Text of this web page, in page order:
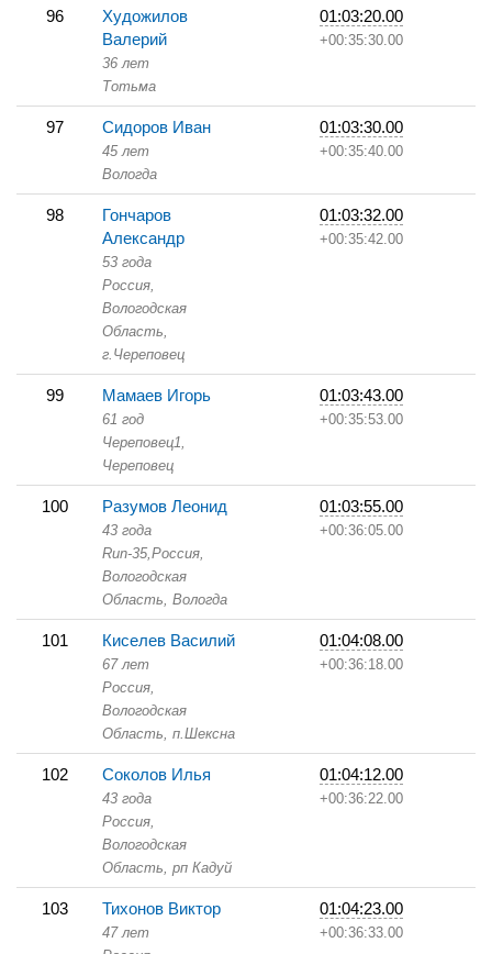
96
Художилов
Валерий
36 лет
Тотьма
01:03:20.00
+00:35:30.00
97 Сидоров Иван
45 лет
Вологда
01:03:30.00
+00:35:40.00
98
Гончаров
Александр
53 года
Россия,
Вологодская
Область,
г.Череповец
01:03:32.00
+00:35:42.00
99 Мамаев Игорь
61 год
Череповец1,
Череповец
01:03:43.00
+00:35:53.00
100 Разумов Леонид
43 года
Run-35,Россия,
Вологодская
Область, Вологда
01:03:55.00
+00:36:05.00
101 Киселев Василий
67 лет
Россия,
Вологодская
Область, п.Шексна
01:04:08.00
+00:36:18.00
102 Соколов Илья
43 года
Россия,
Вологодская
Область, рп Кадуй
01:04:12.00
+00:36:22.00
103 Тихонов Виктор
47 лет
01:04:23.00
+00:36:33.00